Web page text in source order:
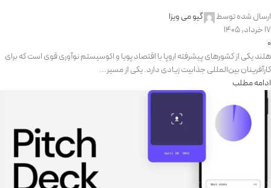
ارسال شده توسط
گیو می ویزا
17 خرداد, 1405
0
هلند یکی از کشورهای پیشرفته اروپا با اقتصاد پویا و اکوسیستم نوآوری قوی است که برای
کارآفرینان بین‌المللی جذابیت زیادی دارد. یکی از مسیر...
ادامه مطلب